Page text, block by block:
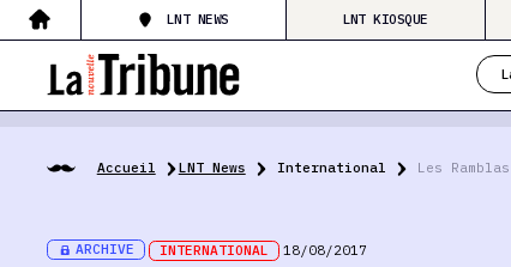
LNT NEWS LNT KIOSQUE
Accueil LNT News International Les
ARCHIVE INTERNATIONAL
18/08/2017